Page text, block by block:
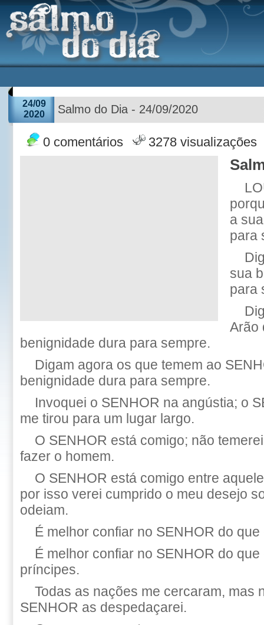
24/09
2020
Salmo do Dia - 24/09/2020
0 comentários 3278 visualizações
a
para
sua
para
Arão
benignidade dura para sempre.
Digam agora os que temem ao
benignidade dura para sempre.
Invoquei o SENHOR na angústia; o
me tirou para um lugar largo.
O SENHOR está comigo; não
fazer o homem.
O SENHOR está comigo entre
por isso verei cumprido o meu desejo
odeiam.
É melhor confiar no SENHOR do
É melhor confiar no SENHOR do
príncipes.
Todas as nações me cercaram, mas
SENHOR as despedaçarei.